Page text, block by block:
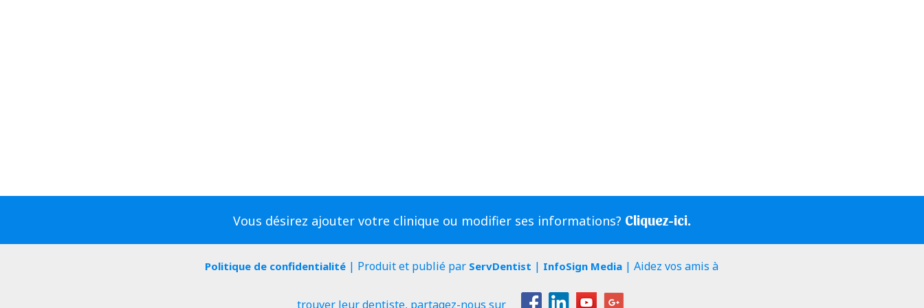
Vous désirez ajouter votre clinique ou modifier ses informations? Cliquez-ici.
Politique de confidentialité | Produit et publié par ServDentist | InfoSign Media | Aidez vos amis à
trouver leur dentiste, partagez-nous sur